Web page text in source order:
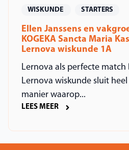
WISKUNDE STARTERS
Ellen Janssens en
KOGEKA Sancta Maria
Lernova wiskunde 1A
Lernova als perfecte match
Lernova wiskunde sluit
manier waarop...
LEES MEER